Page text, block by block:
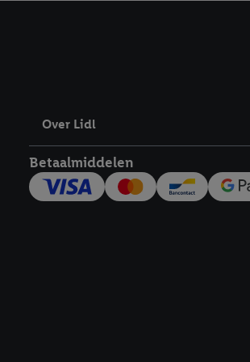
Over Lidl
Betaalmiddelen